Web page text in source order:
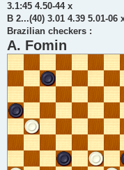
3.1:45 4.50-44 x
B 2...(40) 3.01 4.39 5.01-06
Brazilian checkers :
A. Fomin